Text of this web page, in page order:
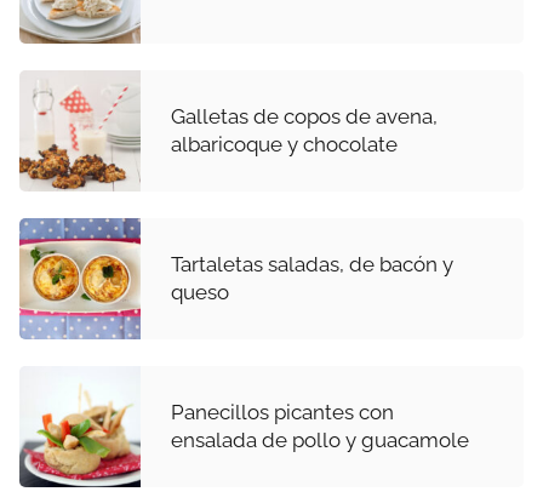
Galletas de copos de avena,
albaricoque y chocolate
Tartaletas saladas, de bacón y
queso
Panecillos picantes con
ensalada de pollo y guacamole